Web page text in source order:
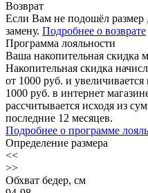
Возврат
Если Вам не подошёл
замену. Подробнее о возврате
Программа лояльности
Ваша накопительная скидка
Накопительная скидка
от 1000 руб. и
1000 руб. в интернет
рассчитывается исходя из
последние 12 месяцев.
Подробнее о программе
Определение размера
<<
>>
Обхват бедер, см